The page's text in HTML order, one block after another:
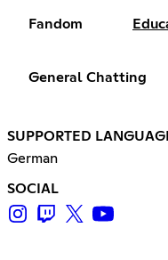
Fandom
General Chatting
SUPPORTED
German
SOCIAL